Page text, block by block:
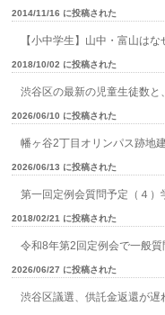
2014/11/16 に投稿された
【小中学生】山中・富山は
2018/10/02 に投稿された
渋谷区の最新の児童生徒数
2026/06/10 に投稿された
幡ヶ谷2丁目オリンパス跡地
2026/06/13 に投稿された
第一回定例会質問予定（４）
2018/02/21 に投稿された
令和8年第2回定例会で一般
2026/06/27 に投稿された
渋谷区議選、供託金返還が遅